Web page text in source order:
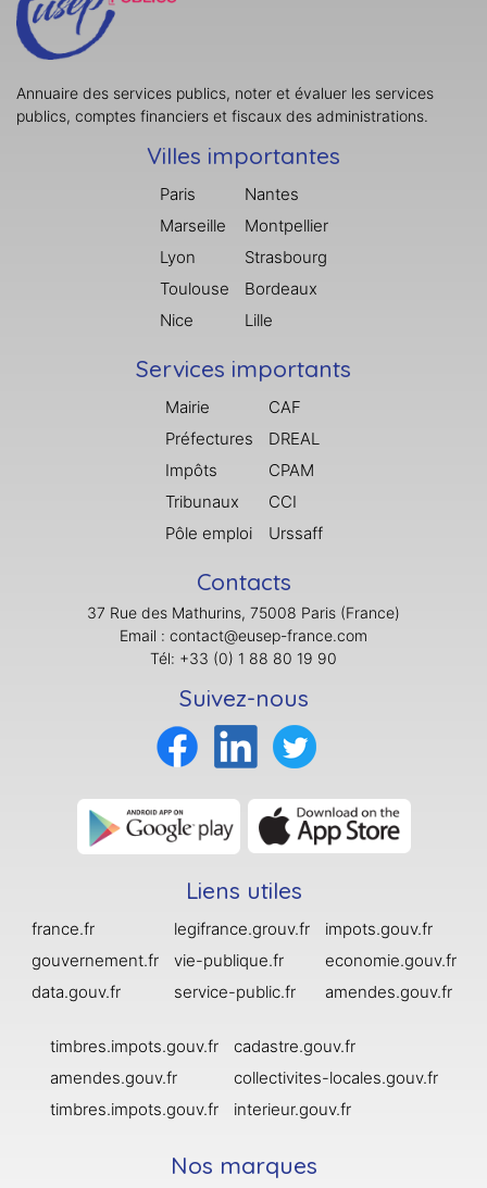
Annuaire des services publics, noter et évaluer les services
publics, comptes financiers et fiscaux des administrations.
Villes importantes
Paris
Marseille
Lyon
Toulouse
Nice
Nantes
Montpellier
Strasbourg
Bordeaux
Lille
Services importants
Mairie
Préfectures
Impôts
Tribunaux
Pôle emploi
CAF
DREAL
CPAM
CCI
Urssaff
Contacts
37 Rue des Mathurins, 75008 Paris (France)
Email : contact@eusep-france.com
Tél: +33 (0) 1 88 80 19 90
Suivez-nous
Liens utiles
france.fr
gouvernement.fr
data.gouv.fr
legifrance.grouv.fr
vie-publique.fr
service-public.fr
impots.gouv.fr
economie.gouv.fr
amendes.gouv.fr
timbres.impots.gouv.fr
amendes.gouv.fr
timbres.impots.gouv.fr
cadastre.gouv.fr
collectivites-locales.gouv.fr
interieur.gouv.fr
Nos marques